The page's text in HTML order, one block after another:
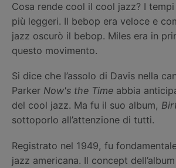
Cosa rende cool il cool jazz? I
più leggeri. Il bebop era veloce e
jazz oscurò il bebop. Miles era in
questo movimento.
Si dice che l’assolo di Davis nella
Parker Now's the Time abbia
del cool jazz. Ma fu il suo album,
sottoporlo all’attenzione di tutti.
Registrato nel 1949, fu
jazz americana. Il concept